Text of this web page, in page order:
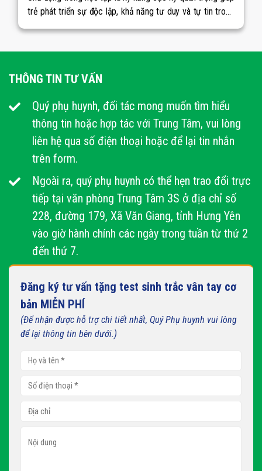
trẻ phát triển sự độc lập, khả năng tư duy và tự tin trong
THÔNG TIN TƯ VẤN
Quý phụ huynh, đối tác mong muốn tìm hiểu
thông tin hoặc hợp tác với Trung Tâm, vui lòng
liên hệ qua số điện thoại hoặc để lại tin nhắn
trên form.
Ngoài ra, quý phụ huynh có thể hẹn trao đổi trực
tiếp tại văn phòng Trung Tâm 3S ở địa chỉ số
228, đường 179, Xã Văn Giang, tỉnh Hưng Yên
vào giờ hành chính các ngày trong tuần từ thứ 2
đến thứ 7.
Đăng ký tư vấn tặng test sinh trắc vân tay cơ
bản MIỄN PHÍ
(Để nhận được hỗ trợ chi tiết nhất, Quý Phụ huynh vui lòng
để lại thông tin bên dưới.)